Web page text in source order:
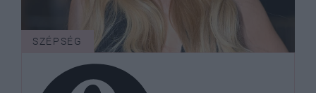
SZÉPSÉG